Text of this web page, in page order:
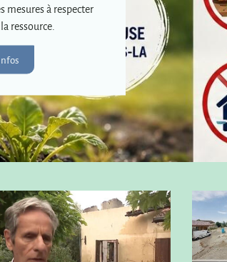
mesures à respecter
ressource.